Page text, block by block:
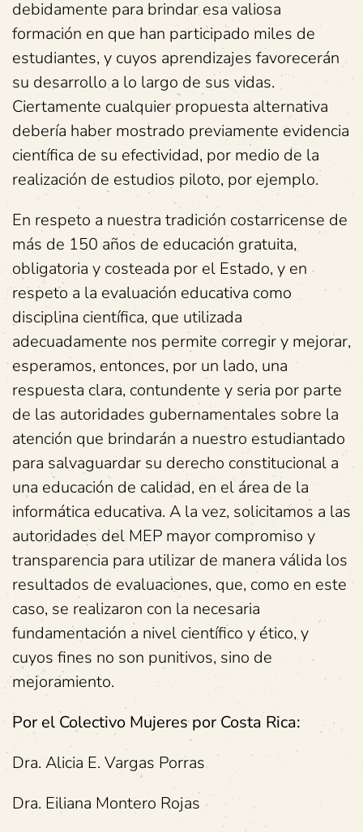
debidamente para brindar esa valiosa
formación en que han participado miles de
estudiantes, y cuyos aprendizajes favorecerán
su desarrollo a lo largo de sus vidas.
Ciertamente cualquier propuesta alternativa
debería haber mostrado previamente evidencia
científica de su efectividad, por medio de la
realización de estudios piloto, por ejemplo.
En respeto a nuestra tradición costarricense de
más de 150 años de educación gratuita,
obligatoria y costeada por el Estado, y en
respeto a la evaluación educativa como
disciplina científica, que utilizada
adecuadamente nos permite corregir y mejorar,
esperamos, entonces, por un lado, una
respuesta clara, contundente y seria por parte
de las autoridades gubernamentales sobre la
atención que brindarán a nuestro estudiantado
para salvaguardar su derecho constitucional a
una educación de calidad, en el área de la
informática educativa. A la vez, solicitamos a las
autoridades del MEP mayor compromiso y
transparencia para utilizar de manera válida los
resultados de evaluaciones, que, como en este
caso, se realizaron con la necesaria
fundamentación a nivel científico y ético, y
cuyos fines no son punitivos, sino de
mejoramiento.
Por el Colectivo Mujeres por Costa Rica:
Dra. Alicia E. Vargas Porras
Dra. Eiliana Montero Rojas